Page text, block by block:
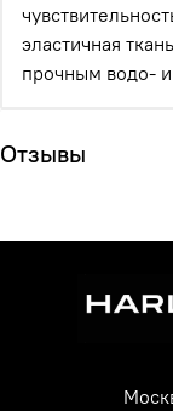
эластичная
прочным водо-
Отзывы